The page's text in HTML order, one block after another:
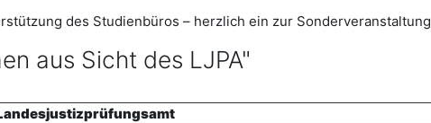
des Studienbüros – herzlich ein zur Sonderveranstaltung
aus Sicht des LJPA"